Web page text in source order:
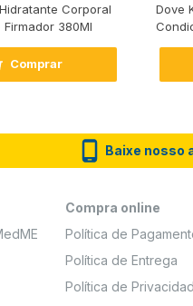
Corporal
380Ml
Comprar
Dove
Baixe nosso
Compra online
Política de
Política de Entrega
Política de